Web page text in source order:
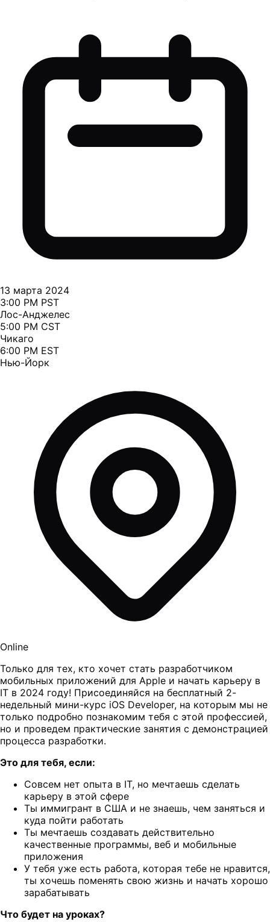
13 марта 2024
3:00 PM PST
Лос-Анджелес
5:00 PM CST
Чикаго
6:00 PM EST
Нью-Йорк
Online
Только для тех, кто хочет стать разработчиком
мобильных приложений для Apple и начать карьеру в
IT в 2024 году! Присоединяйся на бесплатный 2-
недельный мини-курс iOS Developer, на которым мы не
только подробно познакомим тебя с этой профессией,
но и проведем практические занятия с демонстрацией
процесса разработки.
Это для тебя, если:
Совсем нет опыта в IT, но мечтаешь сделать
карьеру в этой сфере
Ты иммигрант в США и не знаешь, чем заняться и
куда пойти работать
Ты мечтаешь создавать действительно
качественные программы, веб и мобильные
приложения
У тебя уже есть работа, которая тебе не нравится,
ты хочешь поменять свою жизнь и начать хорошо
зарабатывать
Что будет на уроках?